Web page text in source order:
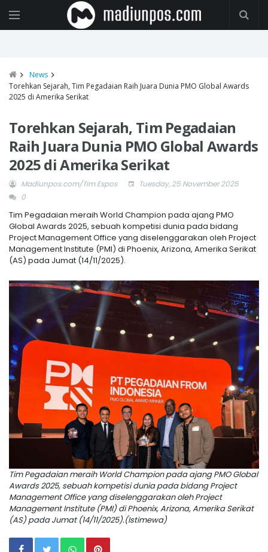
News
Torehkan Sejarah, Tim Pegadaian Raih Juara Dunia PMO Global Awards
2025 di Amerika Serikat
Torehkan Sejarah, Tim Pegadaian
Raih Juara Dunia PMO Global Awards
2025 di Amerika Serikat
Madiunpos.com/Tim Espos
Tuesday, 25 November 2025
0
Tim Pegadaian meraih World Champion pada ajang PMO
Global Awards 2025, sebuah kompetisi dunia pada bidang
Project Management Office yang diselenggarakan oleh Project
Management Institute (PMI) di Phoenix, Arizona, Amerika Serikat
(AS) pada Jumat (14/11/2025).
Tim Pegadaian meraih World Champion pada ajang PMO Global
Awards 2025, sebuah kompetisi dunia pada bidang Project
Management Office yang diselenggarakan oleh Project
Management Institute (PMI) di Phoenix, Arizona, Amerika Serikat
(AS) pada Jumat (14/11/2025).(Istimewa)